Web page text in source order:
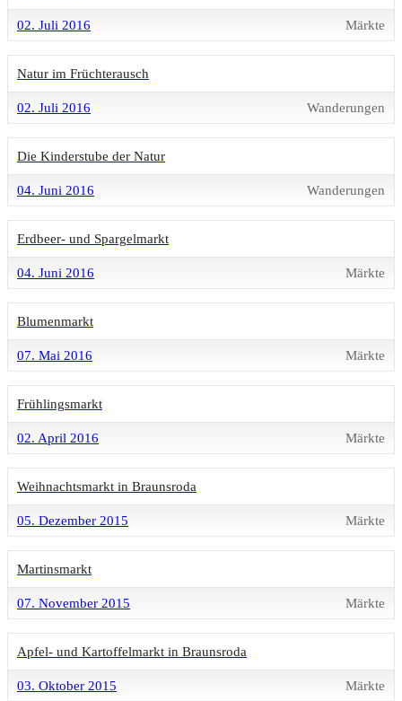
02. Juli 2016 Märkte
Natur im Früchterausch
02. Juli 2016 Wanderungen
Die Kinderstube der Natur
04. Juni 2016 Wanderungen
Erdbeer- und Spargelmarkt
04. Juni 2016 Märkte
Blumenmarkt
07. Mai 2016 Märkte
Frühlingsmarkt
02. April 2016 Märkte
Weihnachtsmarkt in Braunsroda
05. Dezember 2015 Märkte
Martinsmarkt
07. November 2015 Märkte
Apfel- und Kartoffelmarkt in Braunsroda
03. Oktober 2015 Märkte